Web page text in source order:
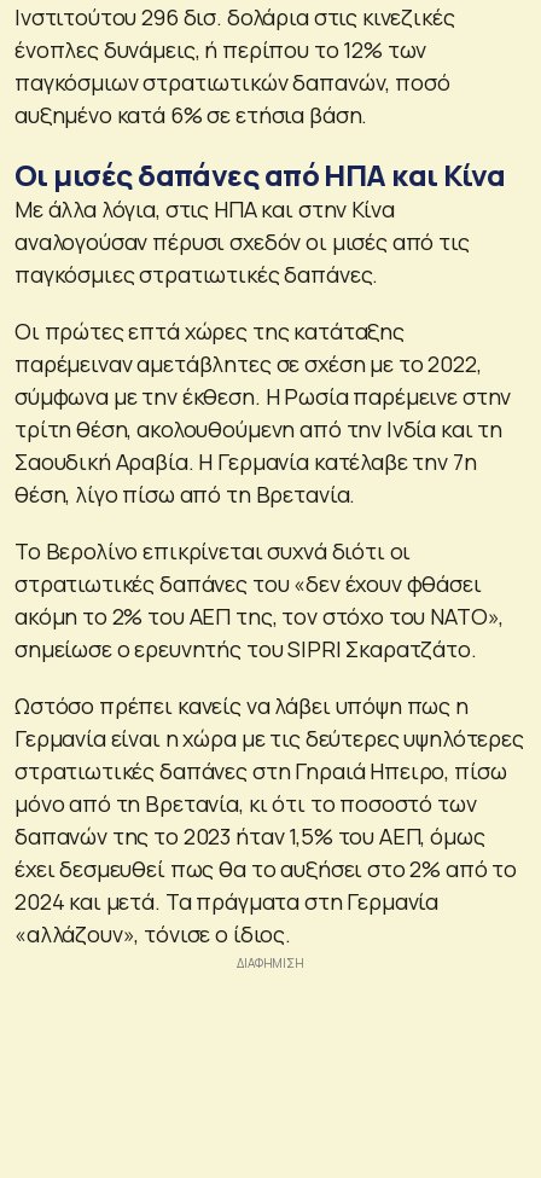
Ινστιτούτου 296 δισ. δολάρια στις κινεζικές
ένοπλες δυνάμεις, ή περίπου το 12% των
παγκόσμιων στρατιωτικών δαπανών, ποσό
αυξημένο κατά 6% σε ετήσια βάση.
Οι μισές δαπάνες από ΗΠΑ και Κίνα
Με άλλα λόγια, στις ΗΠΑ και στην Κίνα
αναλογούσαν πέρυσι σχεδόν οι μισές από τις
παγκόσμιες στρατιωτικές δαπάνες.
Οι πρώτες επτά χώρες της κατάταξης
παρέμειναν αμετάβλητες σε σχέση με το 2022,
σύμφωνα με την έκθεση. Η Ρωσία παρέμεινε στην
τρίτη θέση, ακολουθούμενη από την Ινδία και τη
Σαουδική Αραβία. Η Γερμανία κατέλαβε την 7η
θέση, λίγο πίσω από τη Βρετανία.
Το Βερολίνο επικρίνεται συχνά διότι οι
στρατιωτικές δαπάνες του «δεν έχουν φθάσει
ακόμη το 2% του ΑΕΠ της, τον στόχο του NATO»,
σημείωσε ο ερευνητής του SIPRI Σκαρατζάτο.
Ωστόσο πρέπει κανείς να λάβει υπόψη πως η
Γερμανία είναι η χώρα με τις δεύτερες υψηλότερες
στρατιωτικές δαπάνες στη Γηραιά Ηπειρο, πίσω
μόνο από τη Βρετανία, κι ότι το ποσοστό των
δαπανών της το 2023 ήταν 1,5% του ΑΕΠ, όμως
έχει δεσμευθεί πως θα το αυξήσει στο 2% από το
2024 και μετά. Τα πράγματα στη Γερμανία
«αλλάζουν», τόνισε ο ίδιος.